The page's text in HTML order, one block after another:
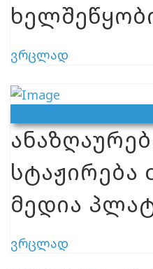
ვრცლად
სტაჟირება
მედია
ვრცლად